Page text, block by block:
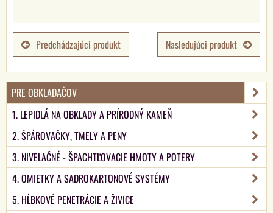
Predchádzajúci produkt Nasledujúci produkt
PRE OBKLADAČOV
1. LEPIDLÁ NA OBKLADY A PRÍRODNÝ KAMEŇ
2. ŠPÁROVAČKY, TMELY A PENY
3. NIVELAČNÉ - ŠPACHTĽOVACIE HMOTY A POTERY
4. OMIETKY A SADROKARTONOVÉ SYSTÉMY
5. HĹBKOVÉ PENETRÁCIE A ŽIVICE